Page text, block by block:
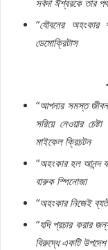
সর্বদা ঈশ্বরকে তার
“যৌবনের অহংকার
ডেমোক্রিটাস
“আপনার সমস্ত জীবন
সরিয়ে নেওয়ার চেষ্টা
মাইকেল ক্রিচটন
“অহংকার হল আনন্দ
বারুক স্পিনোজা
“অহংকার নিজেই
“যদি প্রচার করার
বিরুদ্ধে একটি